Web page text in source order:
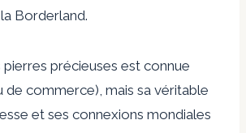
Borderland.
précieuses est connue
de commerce), mais sa véritable
et ses connexions mondiales